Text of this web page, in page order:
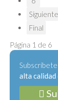
Siguiente
Final
Página 1 de 6
alta calidad